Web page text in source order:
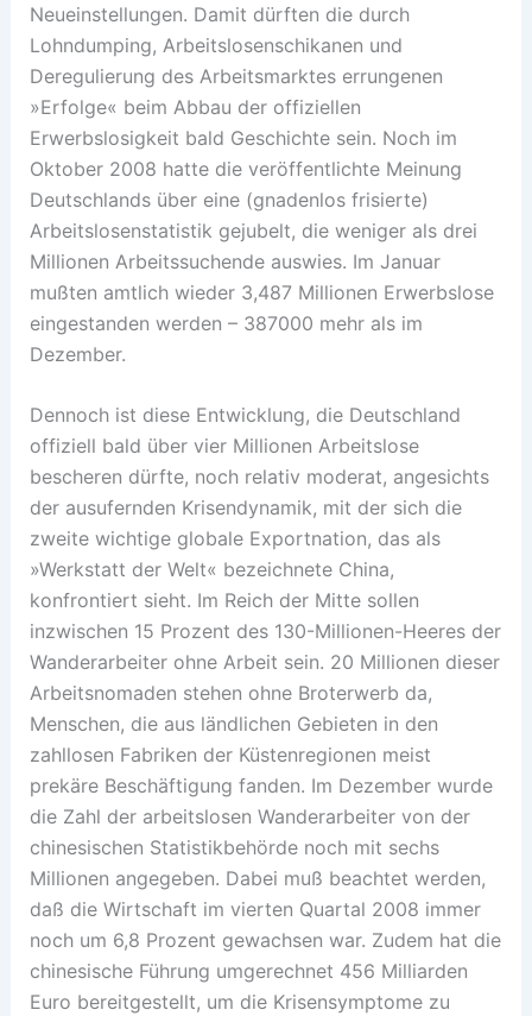
Neueinstellungen. Damit dürften die durch
Lohndumping, Arbeitslosenschikanen und
Deregulierung des Arbeitsmarktes errungenen
»Erfolge« beim Abbau der offiziellen
Erwerbslosigkeit bald Geschichte sein. Noch im
Oktober 2008 hatte die veröffentlichte Meinung
Deutschlands über eine (gnadenlos frisierte)
Arbeitslosenstatistik gejubelt, die weniger als drei
Millionen Arbeitssuchende auswies. Im Januar
mußten amtlich wieder 3,487 Millionen Erwerbslose
eingestanden werden – 387000 mehr als im
Dezember.
Dennoch ist diese Entwicklung, die Deutschland
offiziell bald über vier Millionen Arbeitslose
bescheren dürfte, noch relativ moderat, angesichts
der ausufernden Krisendynamik, mit der sich die
zweite wichtige globale Exportnation, das als
»Werkstatt der Welt« bezeichnete China,
konfrontiert sieht. Im Reich der Mitte sollen
inzwischen 15 Prozent des 130-Millionen-Heeres der
Wanderarbeiter ohne Arbeit sein. 20 Millionen dieser
Arbeitsnomaden stehen ohne Broterwerb da,
Menschen, die aus ländlichen Gebieten in den
zahllosen Fabriken der Küstenregionen meist
prekäre Beschäftigung fanden. Im Dezember wurde
die Zahl der arbeitslosen Wanderarbeiter von der
chinesischen Statistikbehörde noch mit sechs
Millionen angegeben. Dabei muß beachtet werden,
daß die Wirtschaft im vierten Quartal 2008 immer
noch um 6,8 Prozent gewachsen war. Zudem hat die
chinesische Führung umgerechnet 456 Milliarden
Euro bereitgestellt, um die Krisensymptome zu